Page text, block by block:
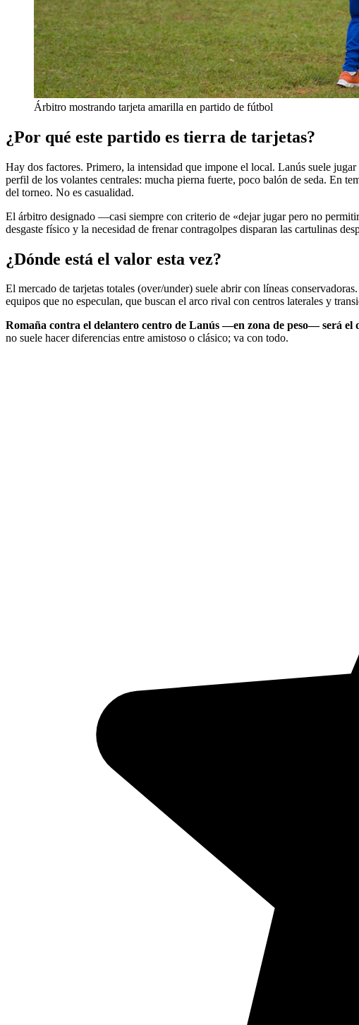
Árbitro mostrando tarjeta amarilla en partido de fútbol
¿Por qué este partido es tierra de tarjetas?
Hay dos factores. Primero, la intensidad que impone el local. Lanús suele
perfil de los volantes centrales: mucha pierna fuerte, poco balón de seda. En
del torneo. No es casualidad.
El árbitro designado —casi siempre con criterio de «dejar jugar pero no
desgaste físico y la necesidad de frenar contragolpes disparan las cartulinas
¿Dónde está el valor esta vez?
El mercado de tarjetas totales (over/under) suele abrir con líneas
equipos que no especulan, que buscan el arco rival con centros laterales y
Romaña contra el delantero centro de Lanús —en zona de peso— será el
no suele hacer diferencias entre amistoso o clásico; va con todo.